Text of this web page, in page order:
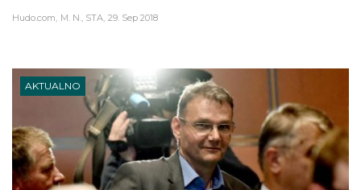
Hudo.com M. N., STA 29. Sep 2018
AKTUALNO